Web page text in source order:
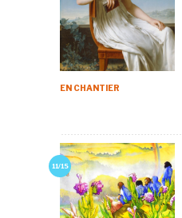
EN CHANTIER
11/15